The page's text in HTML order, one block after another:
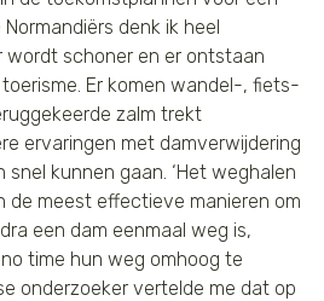
Normandiërs denk ik heel
wordt schoner en er ontstaan
Er komen wandel-, fiets-
zalm trekt
ervaringen met damverwijdering
kunnen gaan. ‘Het weghalen
de meest effectieve manieren om
een dam eenmaal weg is,
time hun weg omhoog te
onderzoeker vertelde me dat op